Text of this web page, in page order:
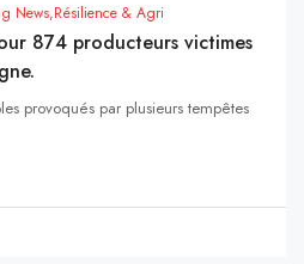
News,Résilience & Agri
874 producteurs victimes
provoqués par plusieurs tempêtes